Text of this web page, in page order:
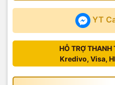
YT
HỖ TRỢ THANH
Kredivo, Visa,